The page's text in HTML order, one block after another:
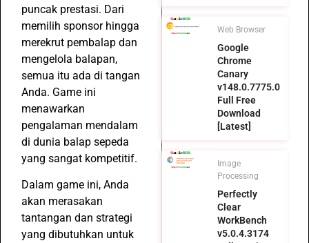
puncak prestasi. Dari
memilih sponsor hingga
merekrut pembalap dan
mengelola balapan,
semua itu ada di tangan
Anda. Game ini
menawarkan
pengalaman mendalam
di dunia balap sepeda
yang sangat kompetitif.
Dalam game ini, Anda
akan merasakan
tantangan dan strategi
yang dibutuhkan untuk
Web Browser
Google
Chrome
Canary
v148.0.7775.0
Full Free
Download
[Latest]
Image
Processing
Perfectly
Clear
WorkBench
v5.0.4.3174